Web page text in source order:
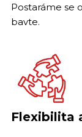
Postaráme se
bavte.
Flexibilita